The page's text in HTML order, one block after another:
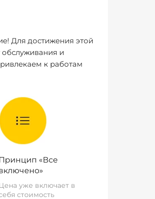
Для достижения этой
и
к работам
«Все
уже включает в
стоимость